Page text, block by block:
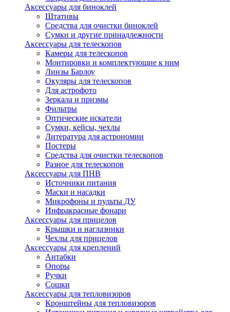
Аксессуары для биноклей
Штативы
Средства для очистки биноклей
Сумки и другие принадлежности
Аксессуары для телескопов
Камеры для телескопов
Монтировки и комплектующие к ним
Линзы Барлоу
Окуляры для телескопов
Для астрофото
Зеркала и призмы
Фильтры
Оптические искатели
Сумки, кейсы, чехлы
Литература для астрономии
Постеры
Средства для очистки телескопов
Разное для телескопов
Аксессуары для ПНВ
Источники питания
Маски и насадки
Микрофоны и пульты ДУ
Инфракрасные фонари
Аксессуары для прицелов
Крышки и наглазники
Чехлы для прицелов
Аксессуары для креплений
Антабки
Опоры
Ручки
Сошки
Аксессуары для тепловизоров
Кронштейны для тепловизоров